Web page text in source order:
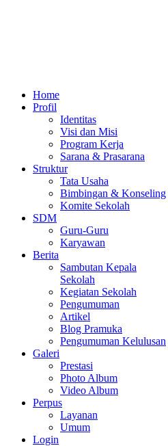
Home
Profil
Identitas
Visi dan Misi
Program Kerja
Sarana & Prasarana
Struktur
Tata Usaha
Bimbingan & Konseling
Komite Sekolah
SDM
Guru-Guru
Karyawan
Berita
Sambutan Kepala
Sekolah
Kegiatan Sekolah
Pengumuman
Artikel
Blog Pramuka
Pengumuman Kelulusan
Galeri
Prestasi
Photo Album
Video Album
Perpus
Layanan
Umum
Login